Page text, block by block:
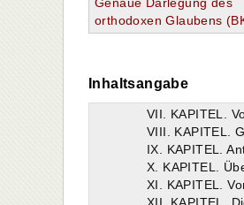
orthodoxen Glaubens
Inhaltsangabe